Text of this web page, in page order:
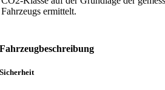
Fahrzeugs ermittelt.
Fahrzeugbeschreibung
Sicherheit